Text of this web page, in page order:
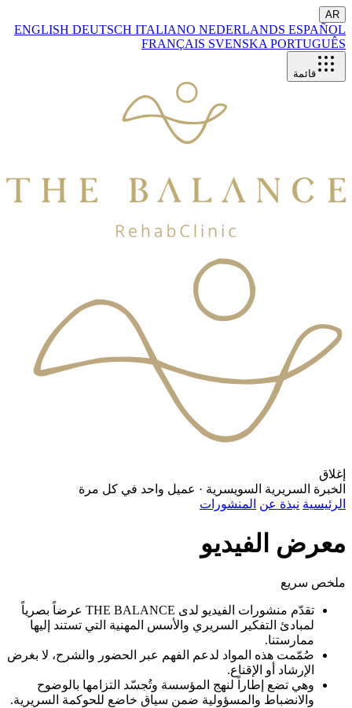
AR
ENGLISH DEUTSCH ITALIANO NEDERLANDS ESPAÑOL
FRANÇAIS SVENSKA PORTUGUÊS
قائمة
إغلاق
الخبرة السريرية السويسرية · عميل واحد في كل مرة
الرئيسية نبذة عن المنشورات
معرض الفيديو
ملخص سريع
تقدّم منشورات الفيديو لدى THE BALANCE عرضاً بصرياً
لمبادئ التفكير السريري والأسس المهنية التي تستند إليها
ممارستنا.
صُمّمت هذه المواد لدعم الفهم عبر الحضور والشرح، لا بغرض
الإرشاد أو الإقناع.
وهي تضع إطاراً لنهج المؤسسة وتُجسّد التزامها بالوضوح
والانضباط والمسؤولية ضمن سياق خاضع للحوكمة السريرية.